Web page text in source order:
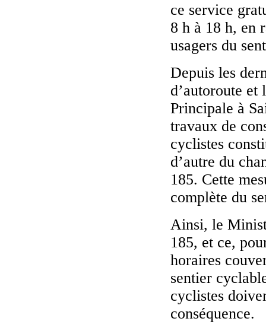
ce service
8 h à 18 h, en
usagers du
Depuis les
d’autoroute et
Principale à
travaux de
cyclistes
d’autre du
185. Cette
complète du
Ainsi, le
185, et ce,
horaires
sentier
cyclistes
conséquence.